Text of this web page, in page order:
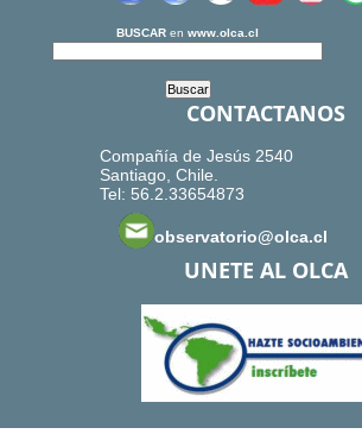
BUSCAR en www.olca.cl
CONTACTANOS
Compañía de Jesús 2540
Santiago, Chile.
Tel: 56.2.33654873
observatorio@olca.cl
UNETE AL OLCA